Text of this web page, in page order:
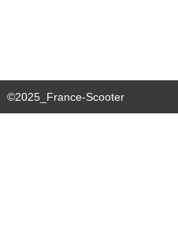
©2025_France-Scooter